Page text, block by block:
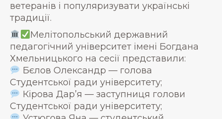
ветеранів і популяризувати українські
традиції.
Мелітопольський державний
педагогічний університет імені Богдана
Хмельницького на сесії представили:
Бєлов Олександр — голова
Студентської ради університету;
Кірова Дар’я — заступниця голови
Студентської ради університету;